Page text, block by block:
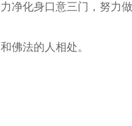
净化身口意三门，努力
佛法的人相处。